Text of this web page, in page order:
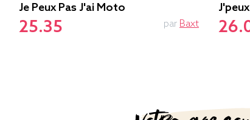
Je Peux Pas J'ai Moto
25.35 par Baxt